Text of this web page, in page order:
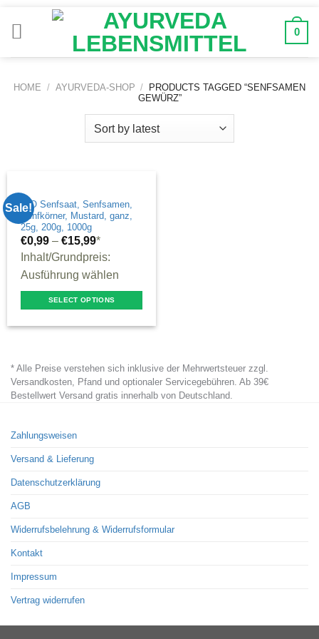
Inhalt
0
HOME / AYURVEDA-SHOP /
PRODUCTS TAGGED “SENFSAMEN
GEWÜRZ”
Sale!BIO Senfsaat, Senfsamen,
Senfkörner, Mustard, ganz,
25g, 200g, 1000g
€0,99 –€15,99*
Inhalt/Grundpreis:
Ausführung wählen
SELECT OPTIONS
multiple
variants.
may
be
chosen
product
page
* Alle Preise verstehen sich inklusive der Mehrwertsteuer zzgl.
Versandkosten, Pfand und optionaler Servicegebühren. Ab 39€
Bestellwert Versand gratis innerhalb von Deutschland.
Zahlungsweisen
Versand & Lieferung
Datenschutzerklärung
AGB
Widerrufsbelehrung & Widerrufsformular
Kontakt
Impressum
Vertrag widerrufen